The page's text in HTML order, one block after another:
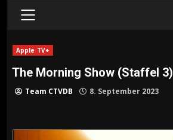
PRIMARY
Apple TV+
The Morning Show (Staffel 3)
Team CTVDB 8. September 2023